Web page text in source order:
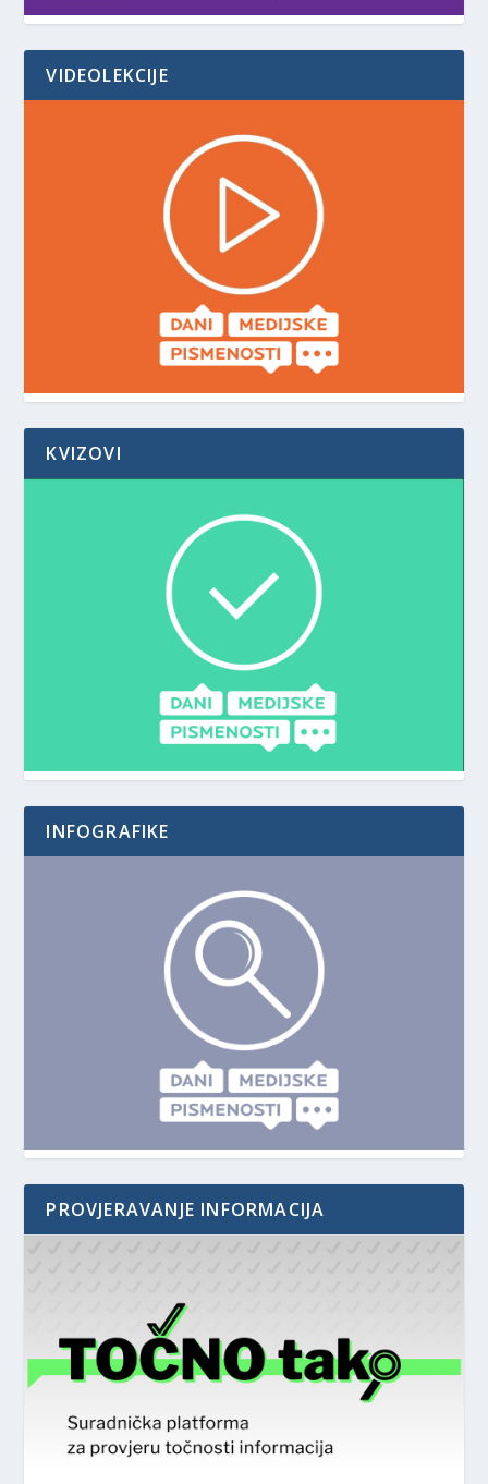
VIDEOLEKCIJE
KVIZOVI
INFOGRAFIKE
PROVJERAVANJE INFORMACIJA